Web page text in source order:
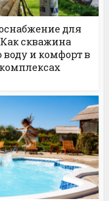
для
скважина
и комфорт в